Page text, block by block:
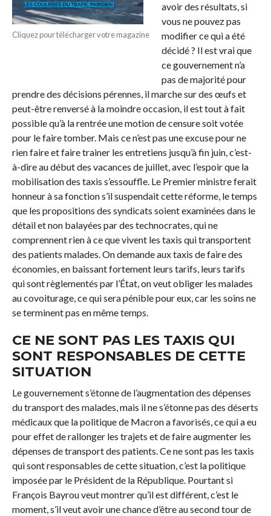
Cliquez pour télécharger votre magazine
avoir des résultats, si
vous ne pouvez pas
modifier ce qui a été
décidé ? Il est vrai que
ce gouvernement n’a
pas de majorité pour
prendre des décisions pérennes, il marche sur des œufs et
peut-être renversé à la moindre occasion, il est tout à fait
possible qu’à la rentrée une motion de censure soit votée
pour le faire tomber. Mais ce n’est pas une excuse pour ne
rien faire et faire trainer les entretiens jusqu’à fin juin, c’est-
à-dire au début des vacances de juillet, avec l’espoir que la
mobilisation des taxis s’essouffle. Le Premier ministre ferait
honneur à sa fonction s’il suspendait cette réforme, le temps
que les propositions des syndicats soient examinées dans le
détail et non balayées par des technocrates, qui ne
comprennent rien à ce que vivent les taxis qui transportent
des patients malades. On demande aux taxis de faire des
économies, en baissant fortement leurs tarifs, leurs tarifs
qui sont règlementés par l’État, on veut obliger les malades
au covoiturage, ce qui sera pénible pour eux, car les soins ne
se terminent pas en même temps.
CE NE SONT PAS LES TAXIS QUI
SONT RESPONSABLES DE CETTE
SITUATION
Le gouvernement s’étonne de l’augmentation des dépenses
du transport des malades, mais il ne s’étonne pas des déserts
médicaux que la politique de Macron a favorisés, ce qui a eu
pour effet de rallonger les trajets et de faire augmenter les
dépenses de transport des patients. Ce ne sont pas les taxis
qui sont responsables de cette situation, c’est la politique
imposée par le Président de la République. Pourtant si
François Bayrou veut montrer qu’il est différent, c’est le
moment, s’il veut avoir une chance d’être au second tour de